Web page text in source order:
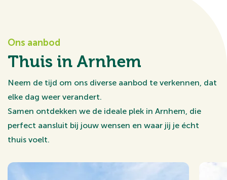
Ons aanbod
Thuis in Arnhem
Neem de tijd om ons diverse aanbod te verkennen, dat
elke dag weer verandert.
Samen ontdekken we de ideale plek in Arnhem, die
perfect aansluit bij jouw wensen en waar jij je écht
thuis voelt.